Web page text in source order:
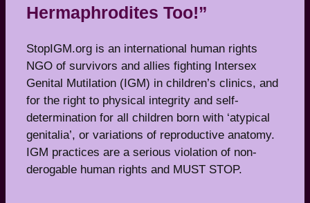
Hermaphrodites Too!”
StopIGM.org is an international human rights
NGO of survivors and allies fighting Intersex
Genital Mutilation (IGM) in children’s clinics, and
for the right to physical integrity and self-
determination for all children born with ‘atypical
genitalia’, or variations of reproductive anatomy.
IGM practices are a serious violation of non-
derogable human rights and MUST STOP.